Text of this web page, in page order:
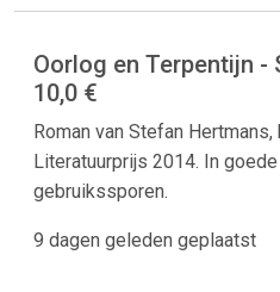
Oorlog en Terpentijn -
10,0 €
Roman van Stefan
Literatuurprijs 2014. In
gebruikssporen.
9 dagen geleden geplaatst